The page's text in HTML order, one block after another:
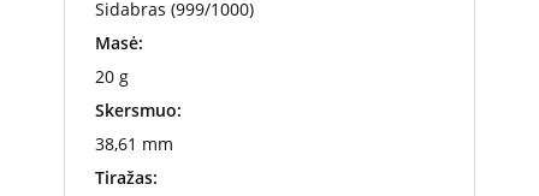
Sidabras (999/1000)
Masė:
20 g
Skersmuo:
38,61 mm
Tiražas: